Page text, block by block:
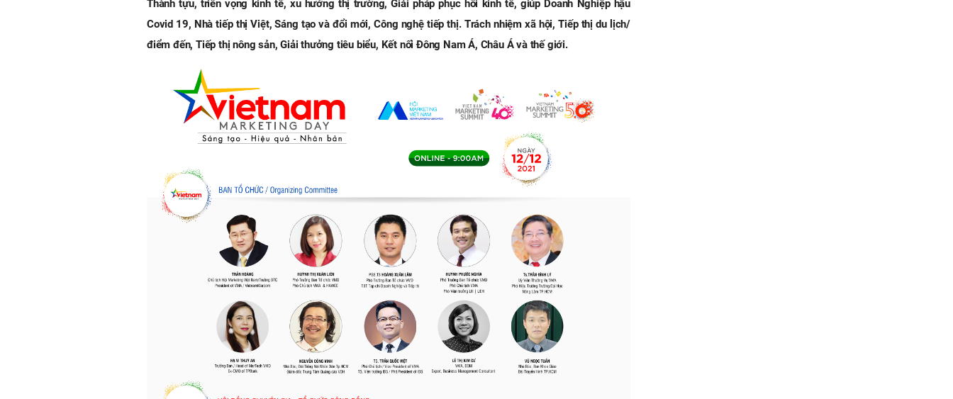
Thành tựu, triển vọng kinh tế, xu hướng thị trường, Giải pháp phục hồi kinh tế, giúp Doanh Nghiệp hậu
Covid 19, Nhà tiếp thị Việt, Sáng tạo và đổi mới, Công nghệ tiếp thị. Trách nhiệm xã hội, Tiếp thị du lịch/
điểm đến, Tiếp thị nông sản, Giải thưởng tiêu biểu, Kết nối Đông Nam Á, Châu Á và thế giới.